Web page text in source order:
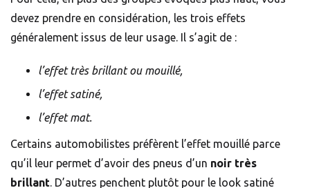
devez prendre en considération, les trois effets
généralement issus de leur usage. Il s’agit de :
l’effet très brillant ou mouillé,
l’effet satiné,
l’effet mat.
Certains automobilistes préfèrent l’effet mouillé parce
qu’il leur permet d’avoir des pneus d’un noir très
brillant. D’autres penchent plutôt pour le look satiné